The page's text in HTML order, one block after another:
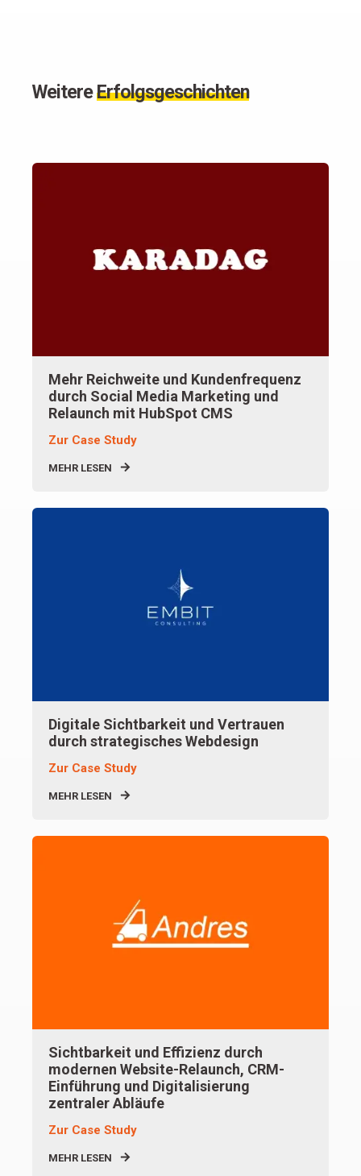
WeitereErfolgsgeschichten
Mehr Reichweite und Kundenfrequenz
durch Social Media Marketing und
Relaunch mit HubSpot CMS
Zur Case Study
MEHR LESEN
Digitale Sichtbarkeit und Vertrauen
durch strategisches Webdesign
Zur Case Study
MEHR LESEN
Sichtbarkeit und Effizienz durch
modernen Website-Relaunch, CRM-
Einführung und Digitalisierung
zentraler Abläufe
Zur Case Study
MEHR LESEN